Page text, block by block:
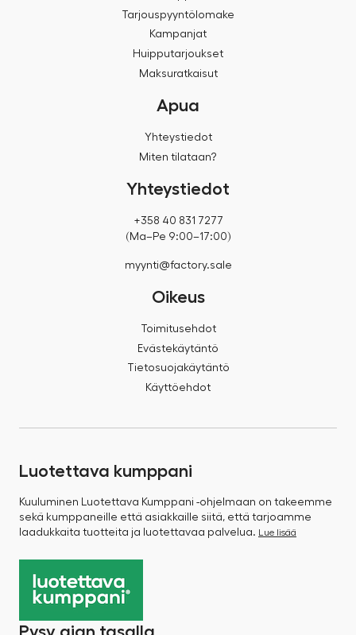
Tarjouspyyntölomake
Kampanjat
Huipputarjoukset
Maksuratkaisut
Apua
Yhteystiedot
Miten tilataan?
Yhteystiedot
+358 40 831 7277
(Ma–Pe 9:00–17:00)
myynti@factory.sale
Oikeus
Toimitusehdot
Evästekäytäntö
Tietosuojakäytäntö
Käyttöehdot
Luotettava kumppani
Kuuluminen Luotettava Kumppani -ohjelmaan on takeemme
sekä kumppaneille että asiakkaille siitä, että tarjoamme
laadukkaita tuotteita ja luotettavaa palvelua.
Lue lisää